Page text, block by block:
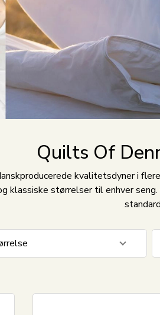
Quilts Of
kvalitetsdyner i
klassiske størrelser til enhver